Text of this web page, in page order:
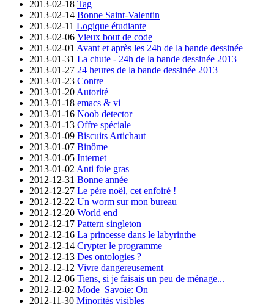
2013-02-18 Tag
2013-02-14 Bonne Saint-Valentin
2013-02-11 Logique étudiante
2013-02-06 Vieux bout de code
2013-02-01 Avant et après les 24h de la bande dessinée
2013-01-31 La chute - 24h de la bande dessinée 2013
2013-01-27 24 heures de la bande dessinée 2013
2013-01-23 Contre
2013-01-20 Autorité
2013-01-18 emacs & vi
2013-01-16 Noob detector
2013-01-13 Offre spéciale
2013-01-09 Biscuits Artichaut
2013-01-07 Binôme
2013-01-05 Internet
2013-01-02 Anti foie gras
2012-12-31 Bonne année
2012-12-27 Le père noël, cet enfoiré !
2012-12-22 Un worm sur mon bureau
2012-12-20 World end
2012-12-17 Pattern singleton
2012-12-16 La princesse dans le labyrinthe
2012-12-14 Crypter le programme
2012-12-13 Des ontologies ?
2012-12-12 Vivre dangereusement
2012-12-06 Tiens, si je faisais un peu de ménage...
2012-12-02 Mode_Savoie: On
2012-11-30 Minorités visibles